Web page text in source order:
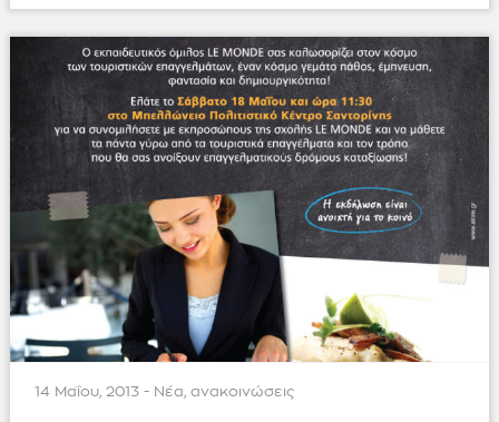
14 Μαΐου, 2013 - Νέα, ανακοινώσεις